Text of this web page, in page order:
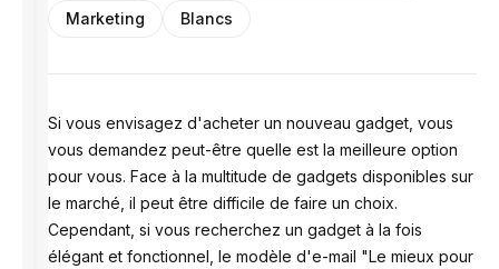
Marketing
Blancs
Si vous envisagez d'acheter un nouveau gadget, vous
vous demandez peut-être quelle est la meilleure option
pour vous. Face à la multitude de gadgets disponibles sur
le marché, il peut être difficile de faire un choix.
Cependant, si vous recherchez un gadget à la fois
élégant et fonctionnel, le modèle d'e-mail "Le mieux pour